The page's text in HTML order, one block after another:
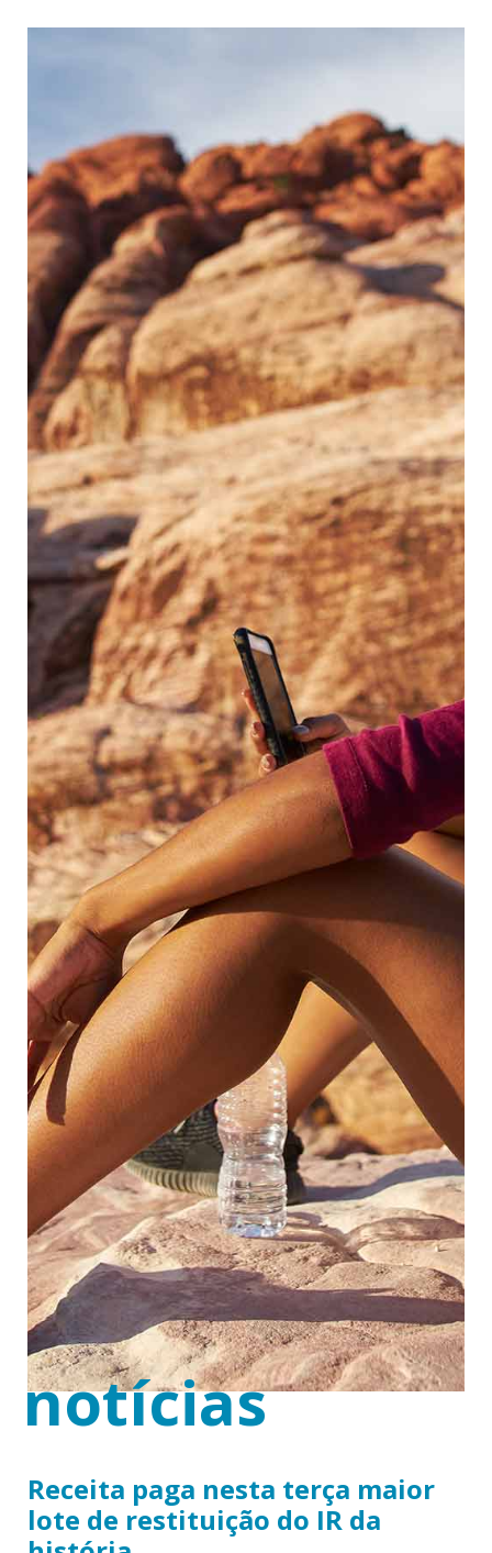
notícias
Receita paga nesta terça maior
lote de restituição do IR da